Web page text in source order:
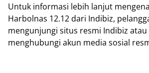
Untuk informasi lebih lanjut
Harbolnas 12.12 dari Indibiz,
mengunjungi situs resmi Indibiz
menghubungi akun media sosial